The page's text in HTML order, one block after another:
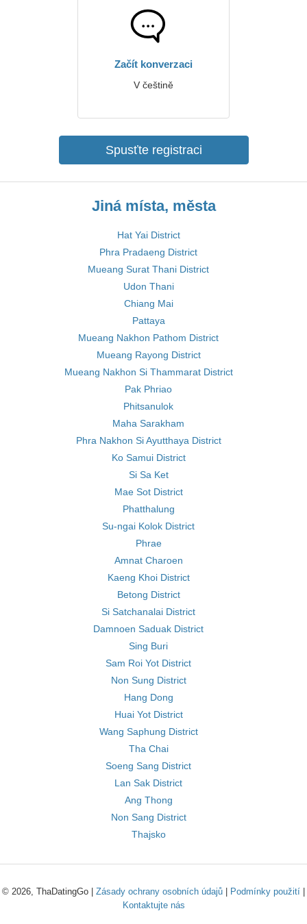
Začít konverzaci
V češtině
Spusťte registraci
Jiná místa, města
Hat Yai District
Phra Pradaeng District
Mueang Surat Thani District
Udon Thani
Chiang Mai
Pattaya
Mueang Nakhon Pathom District
Mueang Rayong District
Mueang Nakhon Si Thammarat District
Pak Phriao
Phitsanulok
Maha Sarakham
Phra Nakhon Si Ayutthaya District
Ko Samui District
Si Sa Ket
Mae Sot District
Phatthalung
Su-ngai Kolok District
Phrae
Amnat Charoen
Kaeng Khoi District
Betong District
Si Satchanalai District
Damnoen Saduak District
Sing Buri
Sam Roi Yot District
Non Sung District
Hang Dong
Huai Yot District
Wang Saphung District
Tha Chai
Soeng Sang District
Lan Sak District
Ang Thong
Non Sang District
Thajsko
© 2026, ThaDatingGo | Zásady ochrany osobních údajů Podmínky použití
Kontaktujte nás